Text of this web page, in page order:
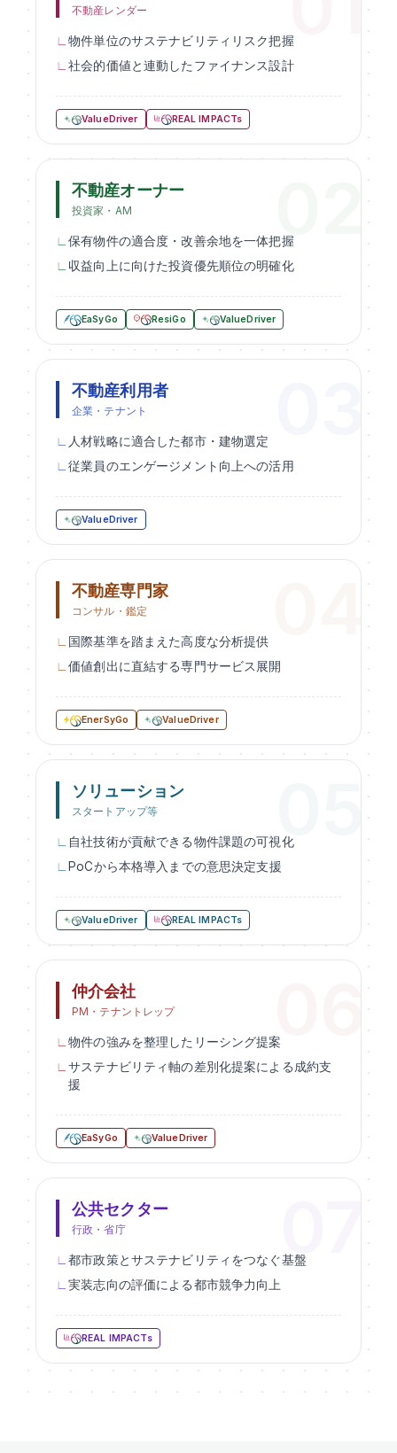
不動産レンダー
物件単位のサステナビリティリスク把握
社会的価値と連動したファイナンス設計
ValueDriver REAL IMPACTs
不動産オーナー
投資家・AM
保有物件の適合度・改善余地を一体把握
収益向上に向けた投資優先順位の明確化
EaSyGo ResiGo ValueDriver
不動産利用者
企業・テナント
人材戦略に適合した都市・建物選定
従業員のエンゲージメント向上への活用
ValueDriver
不動産専門家
コンサル・鑑定
国際基準を踏まえた高度な分析提供
価値創出に直結する専門サービス展開
EnerSyGo ValueDriver
ソリューション
スタートアップ等
自社技術が貢献できる物件課題の可視化
PoCから本格導入までの意思決定支援
ValueDriver REAL IMPACTs
仲介会社
PM・テナントレップ
物件の強みを整理したリーシング提案
サステナビリティ軸の差別化提案による成約支
援
EaSyGo ValueDriver
公共セクター
行政・省庁
都市政策とサステナビリティをつなぐ基盤
実装志向の評価による都市競争力向上
REAL IMPACTs